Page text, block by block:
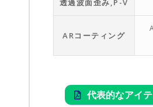
透過波面歪み,P-V
ARコーティング
代表的なアイ